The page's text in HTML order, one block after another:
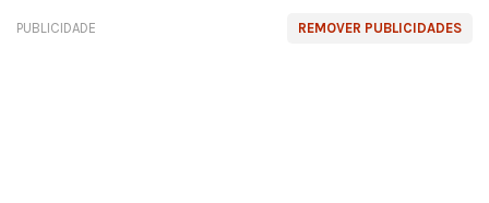
REMOVER PUBLICIDADES
PUBLICIDADE